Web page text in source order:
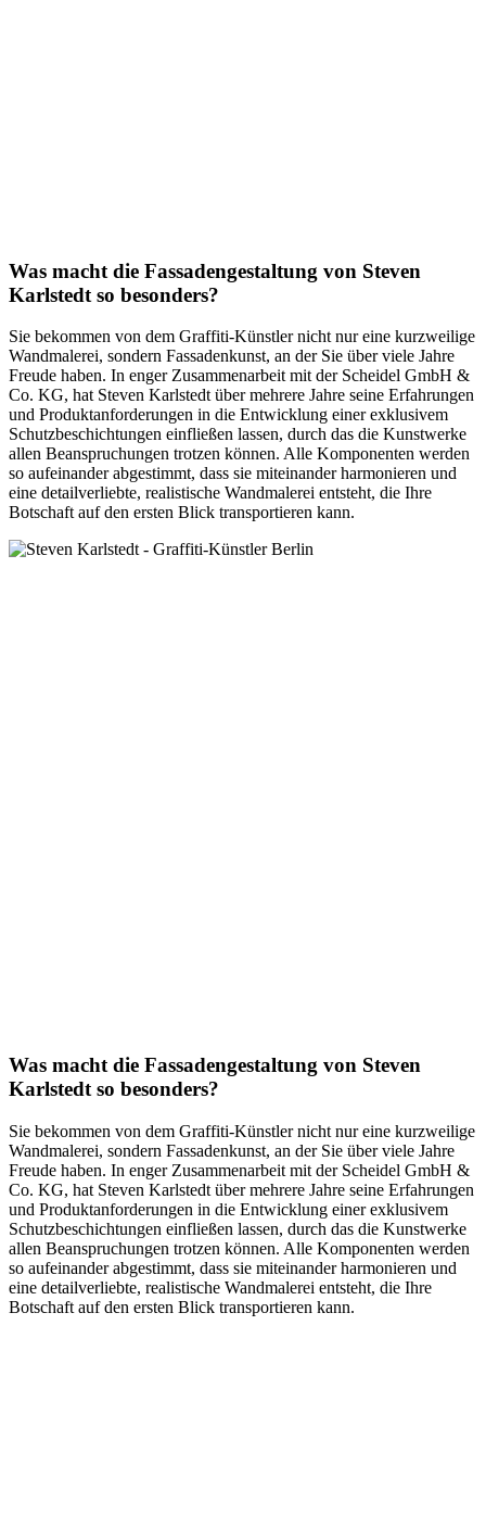
Was macht die Fassadengestaltung von Steven
Karlstedt so besonders?
Sie bekommen von dem Graffiti-Künstler nicht nur eine kurzweilige
Wandmalerei, sondern Fassadenkunst, an der Sie über viele Jahre
Freude haben. In enger Zusammenarbeit mit der Scheidel GmbH &
Co. KG, hat Steven Karlstedt über mehrere Jahre seine Erfahrungen
und Produktanforderungen in die Entwicklung einer exklusivem
Schutzbeschichtungen einfließen lassen, durch das die Kunstwerke
allen Beanspruchungen trotzen können. Alle Komponenten werden
so aufeinander abgestimmt, dass sie miteinander harmonieren und
eine detailverliebte, realistische Wandmalerei entsteht, die Ihre
Botschaft auf den ersten Blick transportieren kann.
Was macht die Fassadengestaltung von Steven
Karlstedt so besonders?
Sie bekommen von dem Graffiti-Künstler nicht nur eine kurzweilige
Wandmalerei, sondern Fassadenkunst, an der Sie über viele Jahre
Freude haben. In enger Zusammenarbeit mit der Scheidel GmbH &
Co. KG, hat Steven Karlstedt über mehrere Jahre seine Erfahrungen
und Produktanforderungen in die Entwicklung einer exklusivem
Schutzbeschichtungen einfließen lassen, durch das die Kunstwerke
allen Beanspruchungen trotzen können. Alle Komponenten werden
so aufeinander abgestimmt, dass sie miteinander harmonieren und
eine detailverliebte, realistische Wandmalerei entsteht, die Ihre
Botschaft auf den ersten Blick transportieren kann.